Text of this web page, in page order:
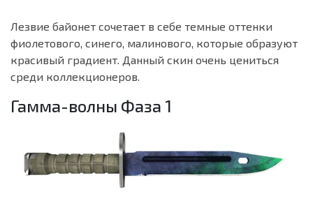
Лезвие байонет сочетает в себе темные оттенки
фиолетового, синего, малинового, которые образуют
красивый градиент. Данный скин очень цениться
среди коллекционеров.
Гамма-волны Фаза 1